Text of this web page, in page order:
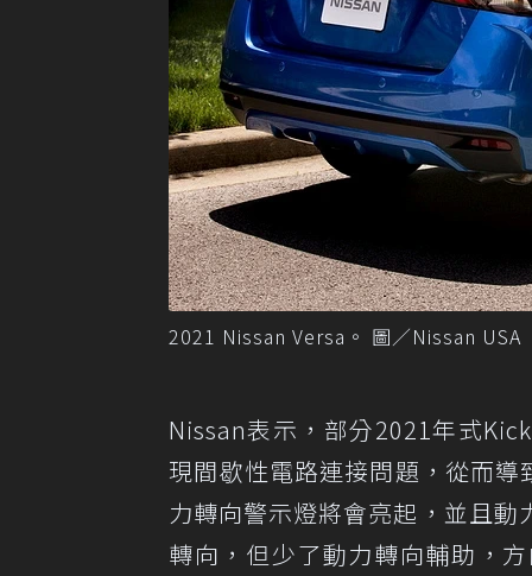
2021 Nissan Versa。 圖／Nissan USA
Nissan表示，部分2021年式
現間歇性電路連接問題，從而
力轉向警示燈將會亮起，並且
轉向，但少了動力轉向輔助，